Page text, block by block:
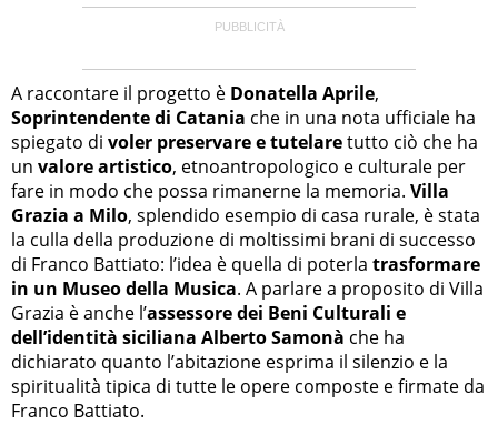
A raccontare il progetto è Donatella Aprile,
Soprintendente di Catania che in una nota ufficiale ha
spiegato di voler preservare e tutelaretutto ciò che ha
un valore artistico, etnoantropologico e culturale per
fare in modo che possa rimanerne la memoria. Villa
Grazia a Milo, splendido esempio di casa rurale, è stata
la culla della produzione di moltissimi brani di successo
di Franco Battiato: l’idea è quella di poterla trasformare
in un Museo della Musica. A parlare a proposito di Villa
Grazia è anche l’assessore dei Beni Culturali e
dell’identità siciliana Alberto Samonà che ha
dichiarato quanto l’abitazione esprima il silenzio e la
spiritualità tipica di tutte le opere composte e firmate da
Franco Battiato.